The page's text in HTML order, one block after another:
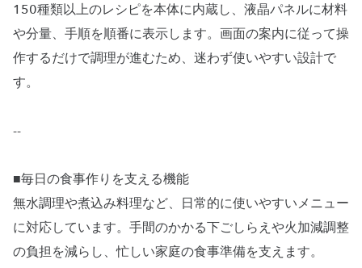
150種類以上のレシピを本体に内蔵し、液晶パネルに材料
や分量、手順を順番に表示します。画面の案内に従って操
作するだけで調理が進むため、迷わず使いやすい設計で
す。
--
■毎日の食事作りを支える機能
無水調理や煮込み料理など、日常的に使いやすいメニュー
に対応しています。手間のかかる下ごしらえや火加減調整
の負担を減らし、忙しい家庭の食事準備を支えます。